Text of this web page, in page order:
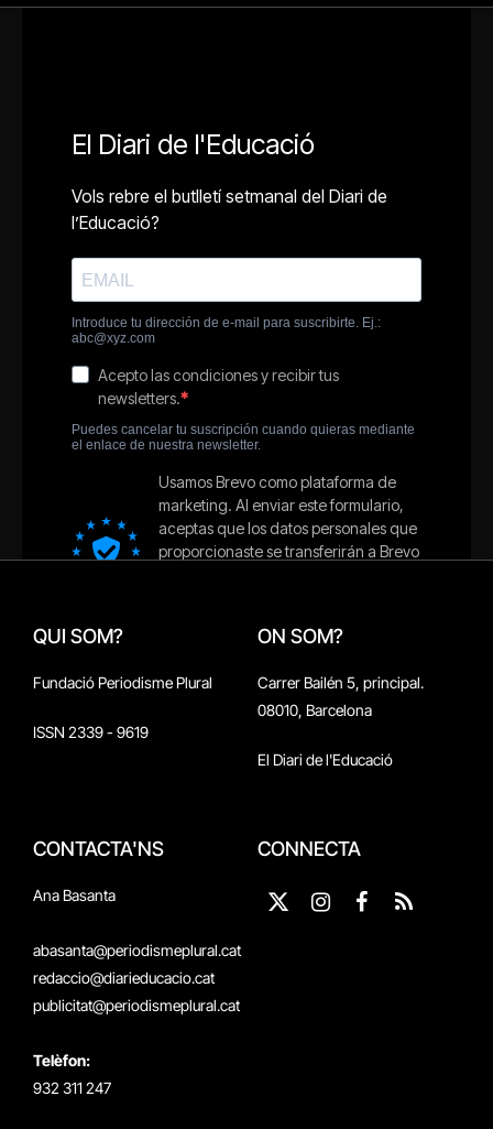
QUI SOM?
Fundació Periodisme Plural
ISSN 2339 - 9619
ON SOM?
Carrer Bailén 5, principal.
08010, Barcelona
El Diari de l'Educació
CONTACTA'NS
Ana Basanta
abasanta@periodismeplural.cat
redaccio@diarieducacio.cat
publicitat@periodismeplural.cat
Telèfon:
932 311 247
CONNECTA
X
Instagram
Facebook
RSS